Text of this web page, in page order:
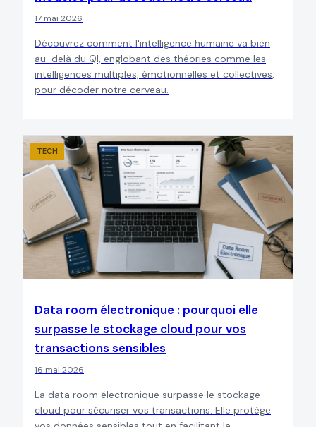
17 mai 2026
Découvrez comment l'intelligence humaine va bien
au-delà du QI, englobant des théories comme les
intelligences multiples, émotionnelles et collectives,
pour décoder notre cerveau.
TECH
Data room électronique : pourquoi elle
surpasse le stockage cloud pour vos
transactions sensibles
16 mai 2026
La data room électronique surpasse le stockage
cloud pour sécuriser vos transactions. Elle protège